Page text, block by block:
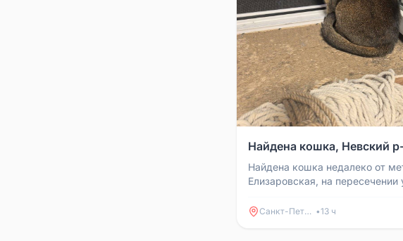
Найдена кошка, Невский
Найдена кошка недалеко от
Елизаровская, на пересечении
виду молоденькая, ч...
Санкт-Петербург •13 ч